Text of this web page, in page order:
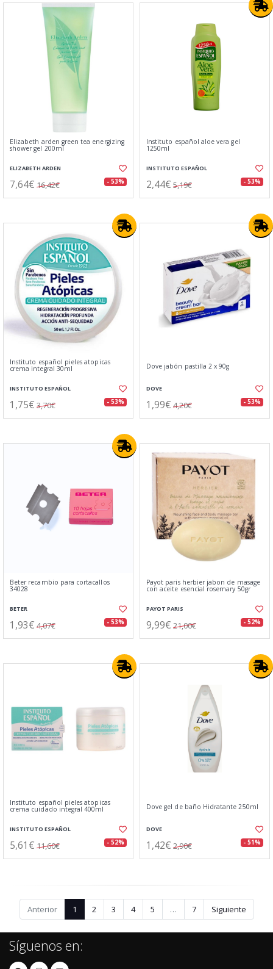
Elizabeth arden green tea energizing
shower gel 200ml
ELIZABETH ARDEN
7,64€ 16,42€ - 53%
Instituto español aloe vera gel
1250ml
INSTITUTO ESPAÑOL
2,44€ 5,19€ - 53%
Instituto español pieles atopicas
crema integral 30ml
INSTITUTO ESPAÑOL
1,75€ 3,70€ - 53%
Dove jabón pastilla 2 x 90g
DOVE
1,99€ 4,20€ - 53%
Beter recambio para cortacallos
34028
BETER
1,93€ 4,07€ - 53%
Payot paris herbier jabon de masage
con aceite esencial rosemary 50gr
PAYOT PARIS
9,99€ 21,00€ - 52%
Instituto español pieles atopicas
crema cuidado integral 400ml
INSTITUTO ESPAÑOL
5,61€ 11,60€ - 52%
Dove gel de baño Hidratante 250ml
DOVE
1,42€ 2,90€ - 51%
Anterior 1 2 3 4 5 … 7 Siguiente
Síguenos en: